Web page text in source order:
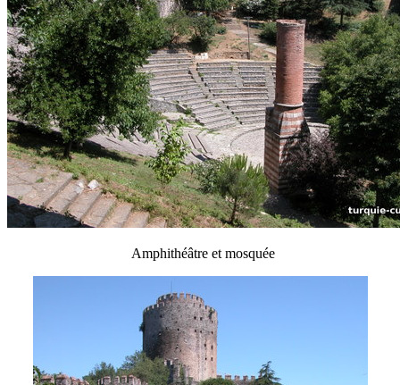
Amphithéâtre et mosquée